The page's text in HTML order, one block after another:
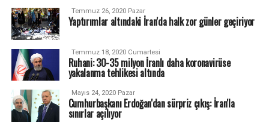
Temmuz 26, 2020 Pazar
Yaptırımlar altındaki İran'da halk zor günler geçiriyor
Temmuz 18, 2020 Cumartesi
Ruhani: 30-35 milyon İranlı daha koronavirüse
yakalanma tehlikesi altında
Mayıs 24, 2020 Pazar
Cumhurbaşkanı Erdoğan'dan sürpriz çıkış: İran'la
sınırlar açılıyor